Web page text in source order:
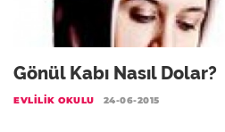
Gönül Kabı Nasıl Dolar?
EVLILIK OKULU 24-06-2015